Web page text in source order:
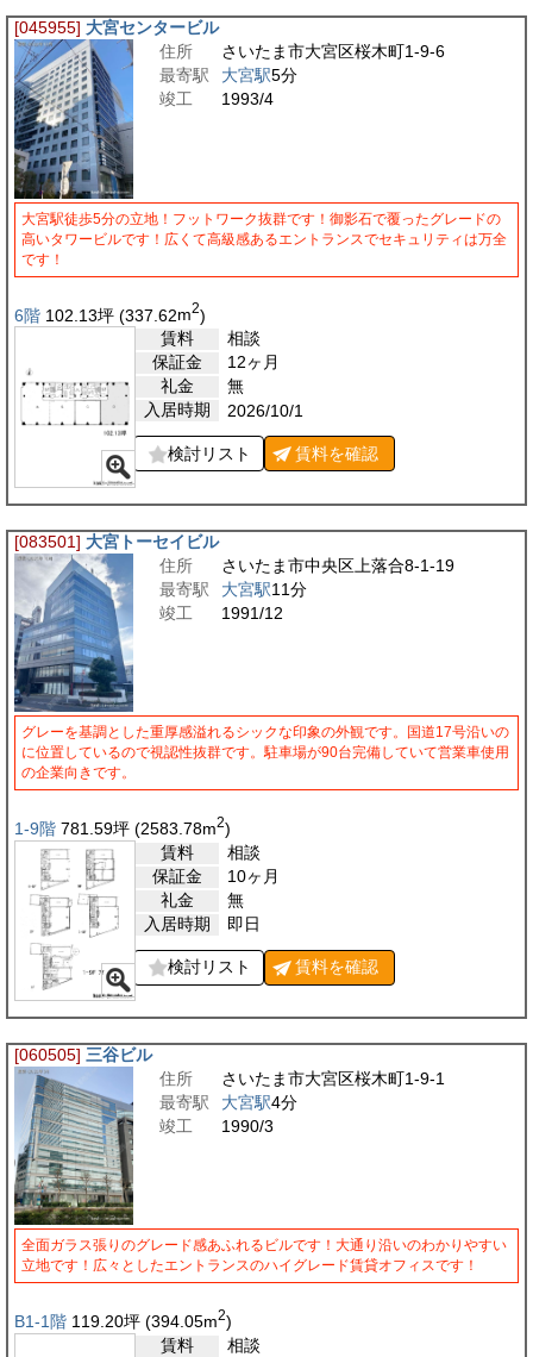
[045955] 大宮センタービル
住所
さいたま市大宮区桜木町1-9-6
最寄駅
大宮駅5分
竣工
1993/4
大宮駅徒歩5分の立地！フットワーク抜群です！御影石で覆ったグレードの
高いタワービルです！広くて高級感あるエントランスでセキュリティは万全
です！
6階 102.13坪 (337.62m2)
賃料
相談
保証金
12ヶ月
礼金
無
入居時期
2026/10/1
検討リスト 賃料を確認
[083501] 大宮トーセイビル
住所
さいたま市中央区上落合8-1-19
最寄駅
大宮駅11分
竣工
1991/12
グレーを基調とした重厚感溢れるシックな印象の外観です。国道17号沿いの
に位置しているので視認性抜群です。駐車場が90台完備していて営業車使用
の企業向きです。
1-9階 781.59坪 (2583.78m2)
賃料
相談
保証金
10ヶ月
礼金
無
入居時期
即日
検討リスト 賃料を確認
[060505] 三谷ビル
住所
さいたま市大宮区桜木町1-9-1
最寄駅
大宮駅4分
竣工
1990/3
全面ガラス張りのグレード感あふれるビルです！大通り沿いのわかりやすい
立地です！広々としたエントランスのハイグレード賃貸オフィスです！
B1-1階 119.20坪 (394.05m2)
賃料
相談